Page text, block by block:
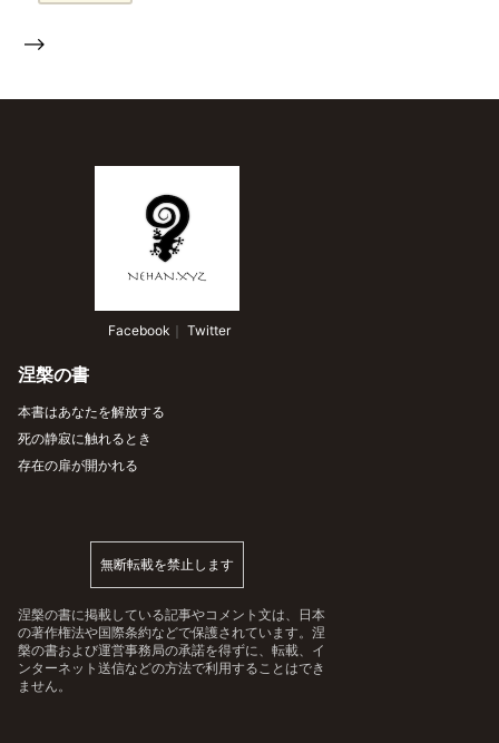
-->
Facebook ｜ Twitter
涅槃の書
本書はあなたを解放する
死の静寂に触れるとき
存在の扉が開かれる
無断転載を禁止します
涅槃の書に掲載している記事やコメント文は、日本
の著作権法や国際条約などで保護されています。涅
槃の書および運営事務局の承諾を得ずに、転載、イ
ンターネット送信などの方法で利用することはでき
ません。